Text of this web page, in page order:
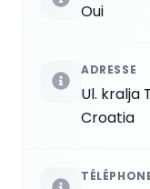
Oui
ADRESSE
Ul. kralja
Croatia